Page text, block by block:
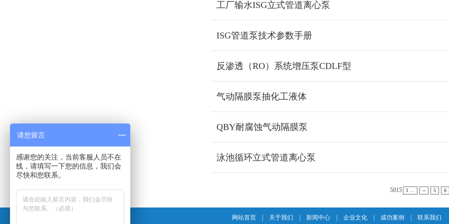
工厂输水ISG立式管道离心泵
ISG管道泵技术参数手册
反渗透（RO）系统增压泵CDLF型
气动隔膜泵抽化工液体
QBY耐腐蚀气动隔膜泵
泳池循环立式管道离心泵
5015 1 ... ‹‹ 5 6
网站首页 关于我们 新闻中心 企业文化 成功案例 联系我们
请您留言
感谢您的关注，当前客服人员不在
线，请填写一下您的信息，我们会
尽快和您联系。